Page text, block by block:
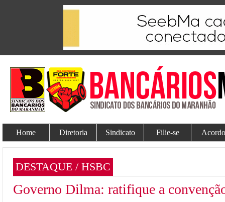
Home Diretoria Sindicato Filie-se
DESTAQUE / HSBC
Governo Dilma: ratifique a